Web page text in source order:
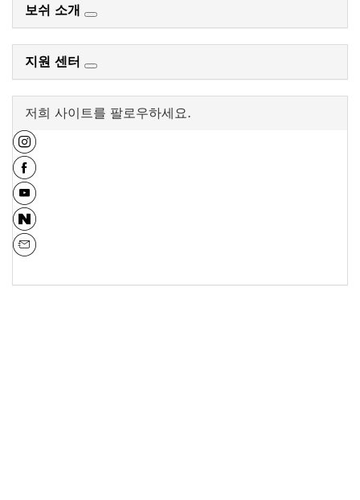
보쉬 소개
지원 센터
저희 사이트를 팔로우하세요.